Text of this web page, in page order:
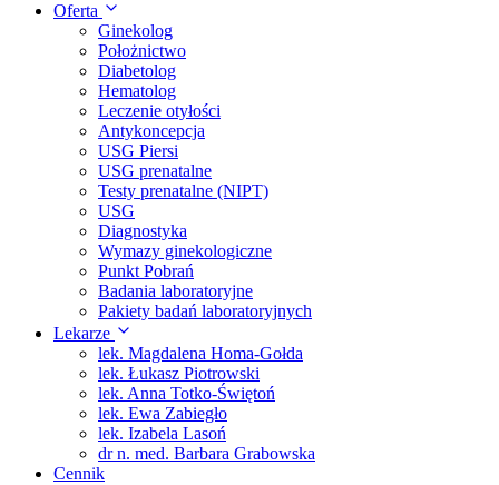
Oferta
Ginekolog
Położnictwo
Diabetolog
Hematolog
Leczenie otyłości
Antykoncepcja
USG Piersi
USG prenatalne
Testy prenatalne (NIPT)
USG
Diagnostyka
Wymazy ginekologiczne
Punkt Pobrań
Badania laboratoryjne
Pakiety badań laboratoryjnych
Lekarze
lek. Magdalena Homa-Gołda
lek. Łukasz Piotrowski
lek. Anna Totko-Świętoń
lek. Ewa Zabiegło
lek. Izabela Lasoń
dr n. med. Barbara Grabowska
Cennik